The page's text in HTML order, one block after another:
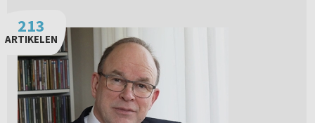
213
ARTIKELEN